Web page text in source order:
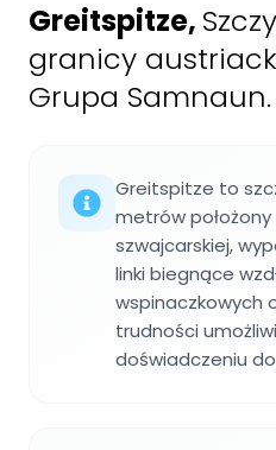
Greitspitze,
granicy
Grupa Samnaun.
Greitspitze to
metrów
szwajcarskiej,
linki biegnące
wspinaczkowych
trudności
doświadczeniu